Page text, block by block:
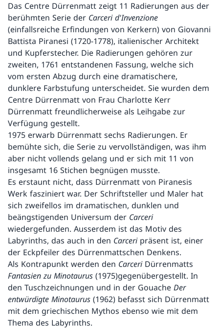
Das Centre Dürrenmatt zeigt 11 Radierungen aus der
berühmten Serie der Carceri d'Invenzione
(einfallsreiche Erfindungen von Kerkern) von Giovanni
Battista Piranesi (1720-1778), italienischer Architekt
und Kupferstecher. Die Radierungen gehören zur
zweiten, 1761 entstandenen Fassung, welche sich
vom ersten Abzug durch eine dramatischere,
dunklere Farbstufung unterscheidet. Sie wurden dem
Centre Dürrenmatt von Frau Charlotte Kerr
Dürrenmatt freundlicherweise als Leihgabe zur
Verfügung gestellt.
1975 erwarb Dürrenmatt sechs Radierungen. Er
bemühte sich, die Serie zu vervollständigen, was ihm
aber nicht vollends gelang und er sich mit 11 von
insgesamt 16 Stichen begnügen musste.
Es erstaunt nicht, dass Dürrenmatt von Piranesis
Werk fasziniert war. Der Schriftsteller und Maler hat
sich zweifellos im dramatischen, dunklen und
beängstigenden Universum der Carceri
wiedergefunden. Ausserdem ist das Motiv des
Labyrinths, das auch in den Carceri präsent ist, einer
der Eckpfeiler des Dürrenmattschen Denkens.
Als Kontrapunkt werden den CarceriDürrenmatts
Fantasien zu Minotaurus (1975)gegenübergestellt. In
den Tuschzeichnungen und in der Gouache Der
entwürdigte Minotaurus (1962) befasst sich Dürrenmatt
mit dem griechischen Mythos ebenso wie mit dem
Thema des Labyrinths.